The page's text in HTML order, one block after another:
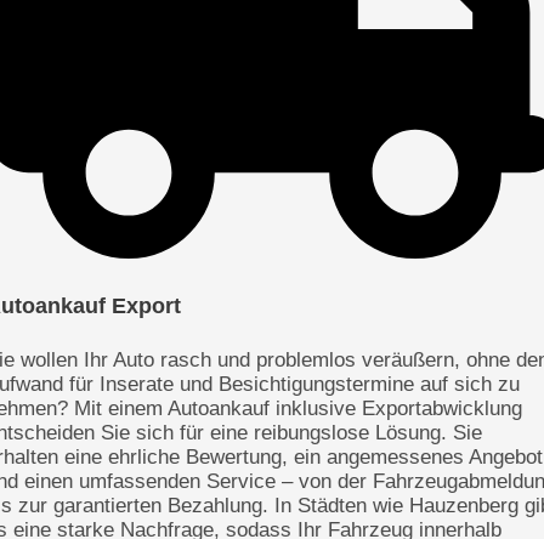
Export
wollen Ihr Auto rasch und problemlos veräußern, ohne
für Inserate und Besichtigungstermine auf sich zu
Mit einem Autoankauf inklusive Exportabwicklung
Sie sich für eine reibungslose Lösung. Sie
eine ehrliche Bewertung, ein angemessenes Angebot
einen umfassenden Service – von der
zur garantierten Bezahlung. In Städten wie Hauzenberg
eine starke Nachfrage, sodass Ihr Fahrzeug innerhalb